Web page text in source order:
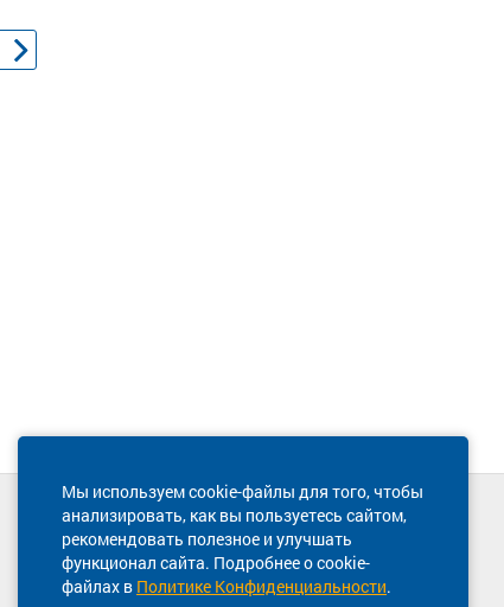
Мы используем cookie-файлы для того, чтобы
анализировать, как вы пользуетесь сайтом,
рекомендовать полезное и улучшать
функционал сайта. Подробнее о cookie-
файлах в Политике Конфиденциальности.
Техническая поддержка сайта
8 800 600-03-38